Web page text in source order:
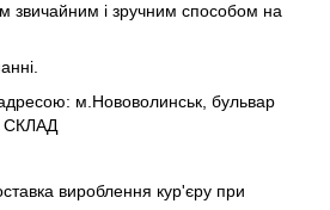
і зручним способом на
м.Нововолинськ, бульвар
СКЛАД
вироблення кур'єру при